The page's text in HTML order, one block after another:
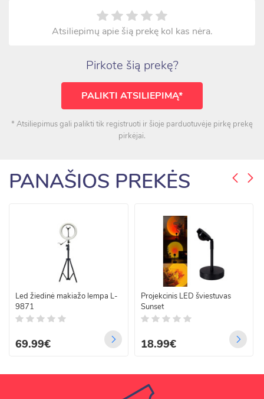
Atsiliepimų apie šią prekę kol kas nėra.
Pirkote šią prekę?
PALIKTI ATSILIEPIMĄ*
* Atsiliepimus gali palikti tik registruoti ir šioje parduotuvėje pirkę prekę
pirkėjai.
PANAŠIOS PREKĖS
Led žiedinė makiažo lempa L-
9871
69.99€
Projekcinis LED šviestuvas
Sunset
18.99€